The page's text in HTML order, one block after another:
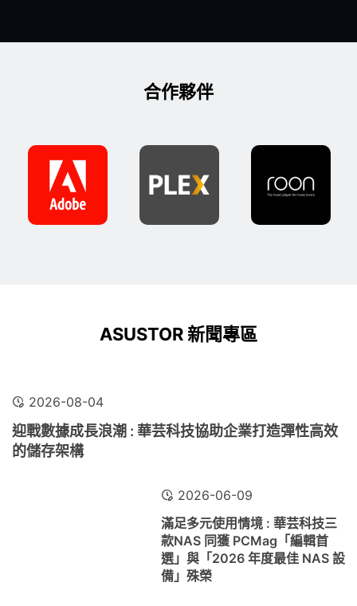
合作夥伴
ASUSTOR 新聞專區
2026-08-04
迎戰數據成長浪潮 : 華芸科技協助企業打造彈性高效
的儲存架構
2026-06-09
滿足多元使用情境 : 華芸科技三
款NAS 同獲 PCMag「編輯首
選」與「2026 年度最佳 NAS 設
備」殊榮